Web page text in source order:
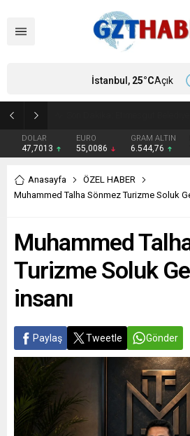
DOLAR
47,7013
EURO
55,0086
GRAM ALTIN
6.544,76
İstanbul, 25°CAçık
Anasayfa
ÖZEL HABER
Muhammed Talha Sönmez Turizme Soluk
Muhammed
Turizme Soluk
insanı
Paylaş Tweetle Gönder